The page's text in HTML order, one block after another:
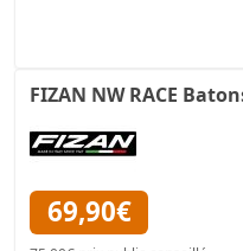
FIZAN NW RACE
69,90€